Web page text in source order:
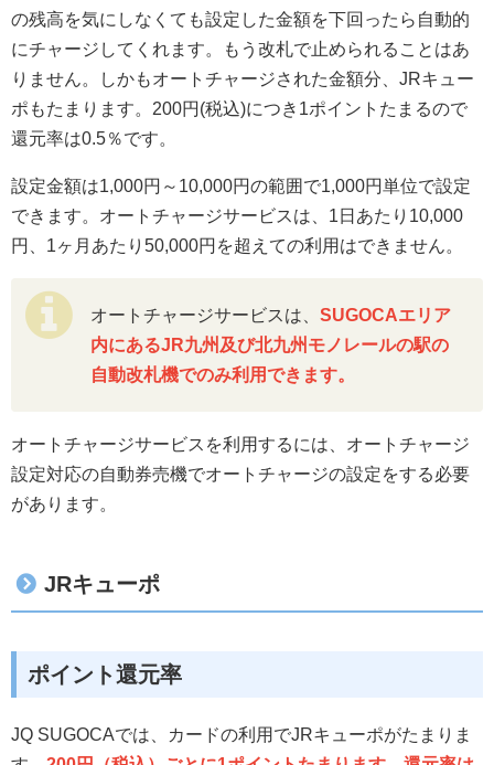
の残高を気にしなくても設定した金額を下回ったら自動的
にチャージしてくれます。もう改札で止められることはあ
りません。しかもオートチャージされた金額分、JRキュー
ポもたまります。200円(税込)につき1ポイントたまるので
還元率は0.5％です。
設定金額は1,000円～10,000円の範囲で1,000円単位で設定
できます。オートチャージサービスは、1日あたり10,000
円、1ヶ月あたり50,000円を超えての利用はできません。
オートチャージサービスは、 SUGOCAエリア
内にあるJR九州及び北九州モノレールの駅の
自動改札機でのみ利用できます。
オートチャージサービスを利用するには、オートチャージ
設定対応の自動券売機でオートチャージの設定をする必要
があります。
JRキューポ
ポイント還元率
JQ SUGOCAでは、カードの利用でJRキューポがたまりま